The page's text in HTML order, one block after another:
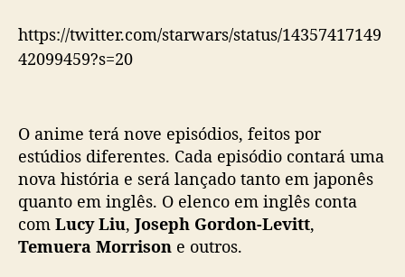
https://twitter.com/starwars/status/14357417149
42099459?s=20
O anime terá nove episódios, feitos por
estúdios diferentes. Cada episódio contará uma
nova história e será lançado tanto em japonês
quanto em inglês. O elenco em inglês conta
com Lucy Liu, Joseph Gordon-Levitt,
Temuera Morrison e outros.